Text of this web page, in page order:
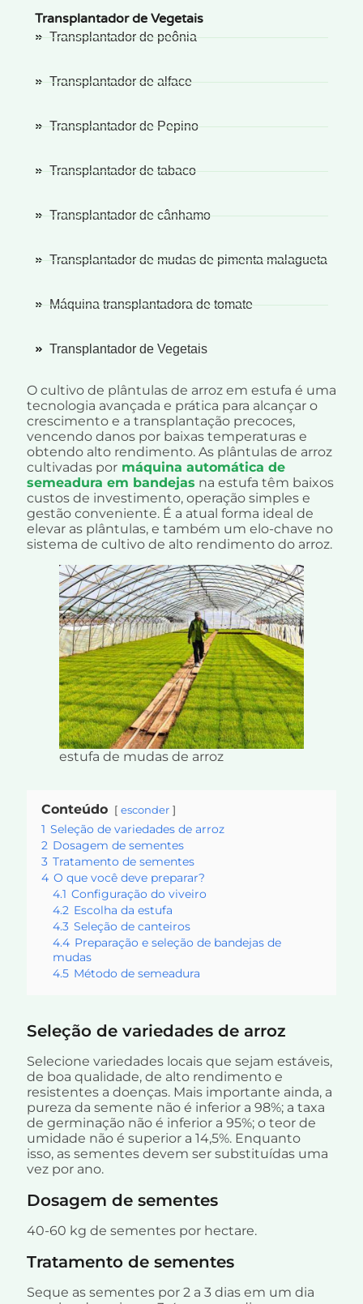
Transplantador de Vegetais
Transplantador de peônia
Transplantador de alface
Transplantador de Pepino
Transplantador de tabaco
Transplantador de cânhamo
Transplantador de mudas de pimenta malagueta
Máquina transplantadora de tomate
Transplantador de Vegetais
O cultivo de plântulas de arroz em estufa é uma
tecnologia avançada e prática para alcançar o
crescimento e a transplantação precoces,
vencendo danos por baixas temperaturas e
obtendo alto rendimento. As plântulas de arroz
cultivadas por máquina automática de
semeadura em bandejas na estufa têm baixos
custos de investimento, operação simples e
gestão conveniente. É a atual forma ideal de
elevar as plântulas, e também um elo-chave no
sistema de cultivo de alto rendimento do arroz.
estufa de mudas de arroz
Conteúdo esconder
1 Seleção de variedades de arroz
2 Dosagem de sementes
3 Tratamento de sementes
4 O que você deve preparar?
4.1 Configuração do viveiro
4.2 Escolha da estufa
4.3 Seleção de canteiros
4.4 Preparação e seleção de bandejas de
mudas
4.5 Método de semeadura
Seleção de variedades de arroz
Selecione variedades locais que sejam estáveis,
de boa qualidade, de alto rendimento e
resistentes a doenças. Mais importante ainda, a
pureza da semente não é inferior a 98%; a taxa
de germinação não é inferior a 95%; o teor de
umidade não é superior a 14,5%. Enquanto
isso, as sementes devem ser substituídas uma
vez por ano.
Dosagem de sementes
40-60 kg de sementes por hectare.
Tratamento de sementes
Seque as sementes por 2 a 3 dias em um dia